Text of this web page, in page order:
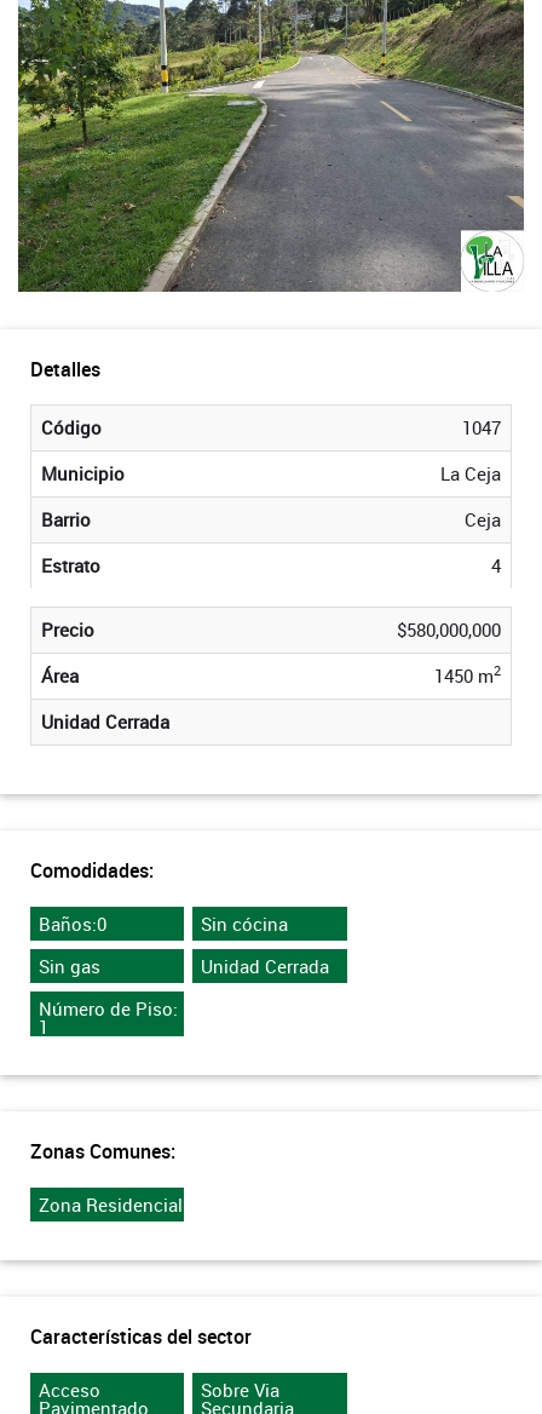
Detalles
Código
1047
Municipio
La Ceja
Barrio
Ceja
Estrato
4
Precio
$580,000,000
Área
1450 m2
Unidad Cerrada
Comodidades:
Baños:0
Sin cócina
Sin gas
Unidad Cerrada
Número de Piso:
1
Zonas Comunes:
Zona Residencial
Características del sector
Acceso
Pavimentado
Sobre Via
Secundaria